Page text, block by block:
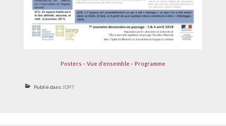
Posters – Vue d’ensemble – Programme
Publié dans JDP7